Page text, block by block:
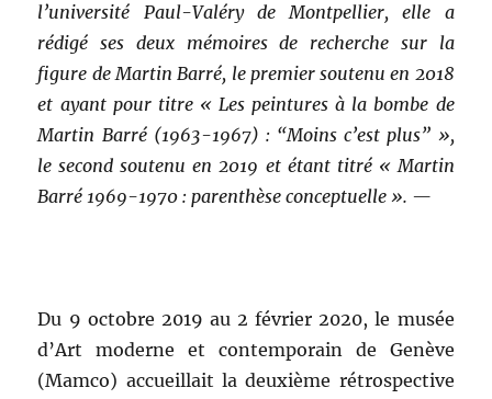
l’université Paul-Valéry de Montpellier, elle a
rédigé ses deux mémoires de recherche sur la
figure de Martin Barré, le premier soutenu en 2018
et ayant pour titre « Les peintures à la bombe de
Martin Barré (1963-1967) : “Moins c’est plus” »,
le second soutenu en 2019 et étant titré « Martin
Barré 1969-1970 : parenthèse conceptuelle ». —
Du 9 octobre 2019 au 2 février 2020, le musée
d’Art moderne et contemporain de Genève
(Mamco) accueillait la deuxième rétrospective